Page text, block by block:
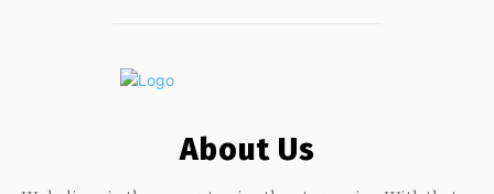
About Us